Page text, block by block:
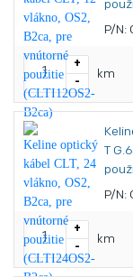
P/N:
+
-
km
T
P/N:
+
-
km